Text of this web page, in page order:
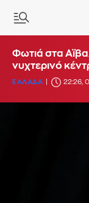
Φωτιά στα
νυχτερινό
ΕΛΛΑΔΑ 22:26,